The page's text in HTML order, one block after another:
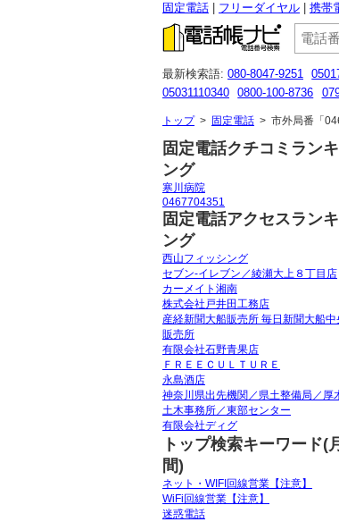
固定電話 フリーダイヤル 携帯
最新検索語: 080-8047-9251
05031110340
0800-100-8736
トップ> 固定電話 > 市外局番「
固定電話クチコミランキ
ング
寒川病院
0467704351
固定電話アクセスランキ
ング
西山フィッシング
セブン‐イレブン／綾瀬大上８丁目店
カーメイト湘南
株式会社戸井田工務店
産経新聞大船販売所 毎日新聞大船中
販売所
有限会社石野青果店
ＦＲＥＥＣＵＬＴＵＲＥ
永島酒店
神奈川県出先機関／県土整備局／厚
土木事務所／東部センター
有限会社ディグ
トップ検索キーワード(月
間)
ネット・WIFI回線営業【注意】
WiFi回線営業【注意】
迷惑電話